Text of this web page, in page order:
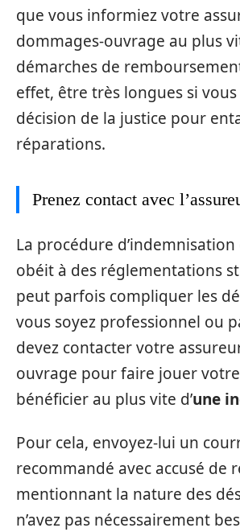
que vous informiez votre
dommages-ouvrage au plus
démarches de
effet, être très longues si
décision de la justice pour
réparations.
Prenez contact avec
La procédure
obéit à des réglementations
peut parfois compliquer les
vous soyez professionnel ou
devez contacter votre
ouvrage pour faire jouer
bénéficier au plus vite d’une
Pour cela, envoyez-lui un
recommandé avec accusé de
mentionnant la nature des
n’avez pas nécessairement